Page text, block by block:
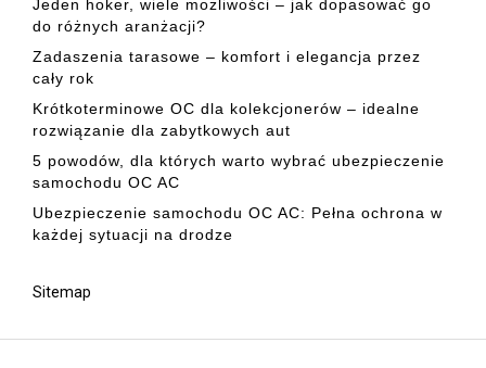
Jeden hoker, wiele możliwości – jak dopasować go
do różnych aranżacji?
Zadaszenia tarasowe – komfort i elegancja przez
cały rok
Krótkoterminowe OC dla kolekcjonerów – idealne
rozwiązanie dla zabytkowych aut
5 powodów, dla których warto wybrać ubezpieczenie
samochodu OC AC
Ubezpieczenie samochodu OC AC: Pełna ochrona w
każdej sytuacji na drodze
Sitemap